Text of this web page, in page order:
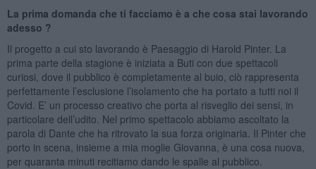
La prima domanda che ti facciamo è a che cosa stai lavorando
adesso ?
Il progetto a cui sto lavorando è Paesaggio di Harold Pinter. La
prima parte della stagione è iniziata a Buti con due spettacoli
curiosi, dove il pubblico è completamente al buio, ciò rappresenta
perfettamente l’esclusione l’isolamento che ha portato a tutti noi il
Covid. E’ un processo creativo che porta al risveglio dei sensi, in
particolare dell’udito. Nel primo spettacolo abbiamo ascoltato la
parola di Dante che ha ritrovato la sua forza originaria. Il Pinter che
porto in scena, insieme a mia moglie Giovanna, è una cosa nuova,
per quaranta minuti recitiamo dando le spalle al pubblico.